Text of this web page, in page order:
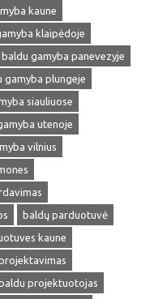
kaune
klaipėdoje
baldu gamyba panevezyje
gamyba plungeje
siauliuose
utenoje
vilnius
baldų parduotuvė
kaune
baldu projektuotojas